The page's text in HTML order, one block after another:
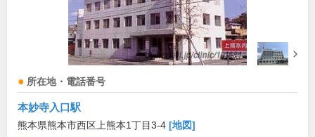
所在地・電話番号
本妙寺入口駅
熊本県熊本市西区上熊本1丁目3-4 [地図]